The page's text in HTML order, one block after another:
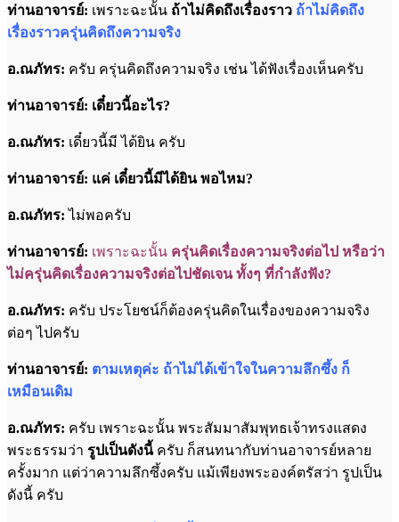
ท่านอาจารย์: เพราะฉะนั้น ถ้าไม่คิดถึงเรื่องราว ถ้าไม่คิดถึง
เรื่องราวครุ่นคิดถึงความจริง
อ.ณภัทร: ครับ ครุ่นคิดถึงความจริง เช่น ได้ฟังเรื่องเห็นครับ
ท่านอาจารย์: เดี๋ยวนี้อะไร?
อ.ณภัทร: เดี๋ยวนี้มี ได้ยิน ครับ
ท่านอาจารย์: แค่ เดี๋ยวนี้มีได้ยิน พอไหม?
อ.ณภัทร: ไม่พอครับ
ท่านอาจารย์: เพราะฉะนั้น ครุ่นคิดเรื่องความจริงต่อไป หรือว่า
ไม่ครุ่นคิดเรื่องความจริงต่อไปชัดเจน ทั้งๆ ที่กำลังฟัง?
อ.ณภัทร: ครับ ประโยชน์ก็ต้องครุ่นคิดในเรื่องของความจริง
ต่อๆ ไปครับ
ท่านอาจารย์: ตามเหตุค่ะ ถ้าไม่ได้เข้าใจในความลึกซึ้ง ก็
เหมือนเดิม
อ.ณภัทร: ครับ เพราะฉะนั้น พระสัมมาสัมพุทธเจ้าทรงแสดง
พระธรรมว่า รูปเป็นดังนี้ครับ ก็สนทนากับท่านอาจารย์หลาย
ครั้งมาก แต่ว่าความลึกซึ้งครับ แม้เพียงพระองค์ตรัสว่า รูปเป็น
ดังนี้ ครับ